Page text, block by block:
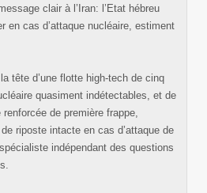
clair à l’Iran: l’Etat hébreu
en cas d’attaque nucléaire, estiment
tête d’une flotte high-tech de cinq
quasiment indétectables, et de
de première frappe,
riposte intacte en cas d’attaque de
indépendant des questions